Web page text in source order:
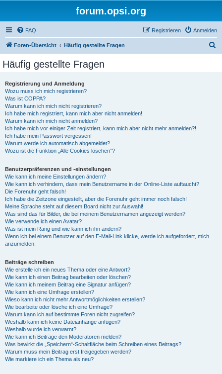
forum.opsi.org
FAQ Anmelden
Registrieren
Foren-Übersicht Häufig gestellte Fragen
Häufig gestellte Fragen
Registrierung und Anmeldung
Wozu muss ich mich registrieren?
Was ist COPPA?
Warum kann ich mich nicht registrieren?
Ich habe mich registriert, kann mich aber nicht anmelden!
Warum kann ich mich nicht anmelden?
Ich habe mich vor einiger Zeit registriert, kann mich aber nicht mehr anmelden?!
Ich habe mein Passwort vergessen!
Warum werde ich automatisch abgemeldet?
Wozu ist die Funktion „Alle Cookies löschen“?
Benutzerpräferenzen und -einstellungen
Wie kann ich meine Einstellungen ändern?
Wie kann ich verhindern, dass mein Benutzername in der Online-Liste auftaucht?
Die Forenuhr geht falsch!
Ich habe die Zeitzone eingestellt, aber die Forenuhr geht immer noch falsch!
Meine Sprache steht auf diesem Board nicht zur Auswahl!
Was sind das für Bilder, die bei meinem Benutzernamen angezeigt werden?
Wie verwende ich einen Avatar?
Was ist mein Rang und wie kann ich ihn ändern?
Wenn ich bei einem Benutzer auf den E-Mail-Link klicke, werde ich aufgefordert, mich
anzumelden.
Beiträge schreiben
Wie erstelle ich ein neues Thema oder eine Antwort?
Wie kann ich einen Beitrag bearbeiten oder löschen?
Wie kann ich meinem Beitrag eine Signatur anfügen?
Wie kann ich eine Umfrage erstellen?
Wieso kann ich nicht mehr Antwortmöglichkeiten erstellen?
Wie bearbeite oder lösche ich eine Umfrage?
Warum kann ich auf bestimmte Foren nicht zugreifen?
Weshalb kann ich keine Dateianhänge anfügen?
Weshalb wurde ich verwarnt?
Wie kann ich Beiträge den Moderatoren melden?
Was bewirkt die „Speichern“-Schaltfläche beim Schreiben eines Beitrags?
Warum muss mein Beitrag erst freigegeben werden?
Wie markiere ich ein Thema als neu?